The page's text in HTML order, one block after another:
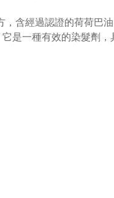
含經過認證的荷荷巴
是一種有效的染髮劑，